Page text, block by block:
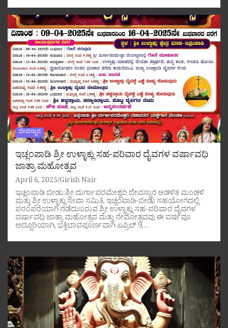
ದೇವಸ್ಥಾನ
ಇಚ್ಲಂಪಾಡಿ ಶ್ರೀ ಉಳ್ಳಾಕ್ಲು ಸಹ-ಪರಿವಾರ ದೈವಗಳ ವರ್ಷಾವಧಿ
ಜಾತ್ರಾ ಮಹೋತ್ಸವ
April 6, 2025 Girish Nair
ಇಚ್ಲಂಪಾಡಿ ಬೀಡು:ಶ್ರೀ ದುರ್ಗಾಪರಮೇಶ್ವರಿ ದೇವಸ್ಥಾನ ಆಡಳಿತ ಮಂಡಳಿ
ಮತ್ತು ಶ್ರೀ ಉಳ್ಳಾಕ್ಲು ಸೇವಾ ಸಮಿತಿ, ಇಚ್ಲಂಪಾಡಿ-ಬೀಡು ಸಹಯೋಗದಲ್ಲಿ
ಪರಂಪರೆಯಾಗಿ ನಡೆದುಬರುವ ಶ್ರೀ ಉಳ್ಳಾಕ್ಲು ಸಹ-ಪರಿವಾರ ದೈವಗಳ
ವರ್ಷಾವಧಿ ಜಾತ್ರಾ ಮಹೋತ್ಸವ ಮತ್ತು ನೇಮೋತ್ಸವವು ಈ ವರ್ಷವೂ
ಅದ್ದೂರಿಯಾಗಿ, ಭಕ್ತಿಭಾವಪೂರ್ಣವಾಗಿ ಏಪ್ರಿಲ್ 9,…